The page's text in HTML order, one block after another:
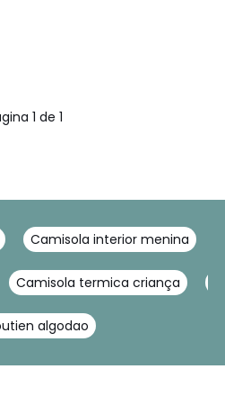
1 de 1
Camisola interior menina
Camisola termica criança
algodao